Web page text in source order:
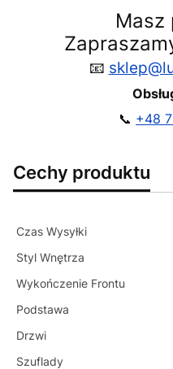
Masz
📧
📞 +48
Cechy produktu
Czas Wysyłki
Styl Wnętrza
Wykończenie Frontu
Podstawa
Drzwi
Szuflady